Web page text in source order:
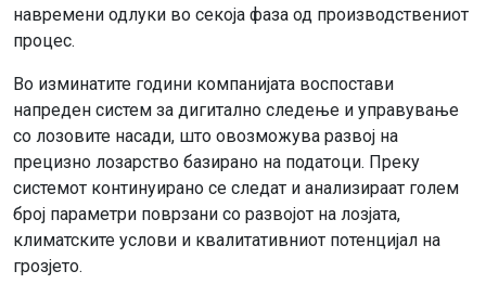
навремени одлуки во секоја фаза од производствениот
процес.
Во изминатите години компанијата воспостави
напреден систем за дигитално следење и управување
со лозовите насади, што овозможува развој на
прецизно лозарство базирано на податоци. Преку
системот континуирано се следат и анализираат голем
број параметри поврзани со развојот на лозјата,
климатските услови и квалитативниот потенцијал на
грозјето.